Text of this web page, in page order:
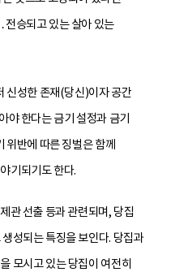
전승되고 있는 살아 있는
신성한 존재(당신)이자 공간
야 한다는 금기 설정과 금기
위반에 따른 징벌은 함께
기되기도 한다.
관 선출 등과 관련되며, 당집
성되는 특징을 보인다. 당집과
모시고 있는 당집이 여전히